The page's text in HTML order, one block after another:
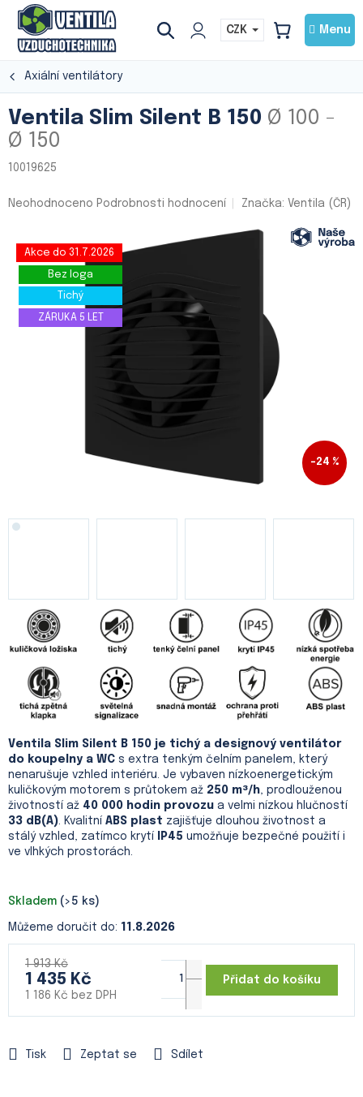
Přejít
obsah
CZK
NÁKUPNÍ
Axiální ventilátory
Ventila Slim Silent B 150 Ø 100 -
Ø 150
10019625
Průměrné
0,0
hvězdiček.
Neohodnoceno Podrobnosti hodnocení Značka: Ventila (ČR)
–24 %
Akce do 31.7.2026
Bez loga
Tichý
ZÁRUKA 5 LET
Ventila Slim Silent B 150 je tichý a designový ventilátor
do koupelny a WC s extra tenkým čelním panelem, který
nenarušuje vzhled interiéru. Je vybaven nízkoenergetickým
kuličkovým motorem s průtokem až 250 m³/h, prodlouženou
životností až 40 000 hodin provozu a velmi nízkou hlučností
33 dB(A). Kvalitní ABS plast zajišťuje dlouhou životnost a
stálý vzhled, zatímco krytí
IP45 umožňuje bezpečné použití i
ve vlhkých prostorách.
Tisk Zeptat se Sdílet
Můžeme doručit do: 11.8.2026
Skladem (>5 ks)
1 913 Kč
1 435 Kč
1 186 Kč bez DPH
Přidat do košíku